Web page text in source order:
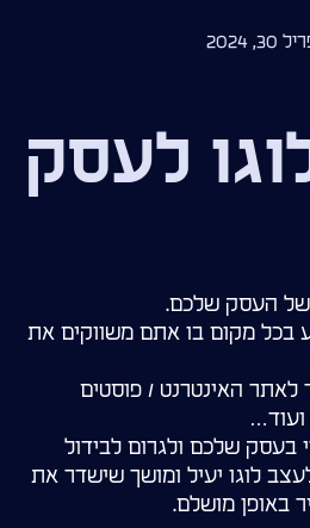
2024
לעסק
של העסק שלכם.
בכל מקום בו אתם משווקים את
לאתר האינטרנט / פוסטים
בעסק שלכם ולגרום לבידול
לוגו יעיל ומושך שישדר את
באופן מושלם.